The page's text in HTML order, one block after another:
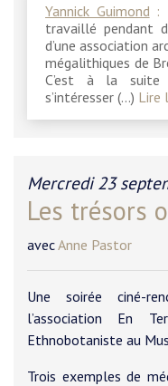
Yannick Guimond :
travaillé pendant
d’une association
mégalithiques de
C’est à la suite
s’intéresser (…) Lire
Mercredi 23
Les trésors
avecAnne Pastor
Une soirée ciné-
l’association En
Ethnobotaniste au
Trois exemples de